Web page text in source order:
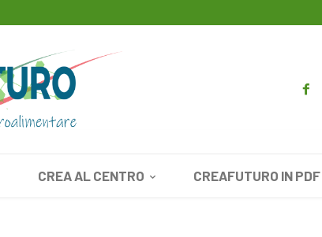
CREA AL CENTRO CREAFUTURO IN PDF